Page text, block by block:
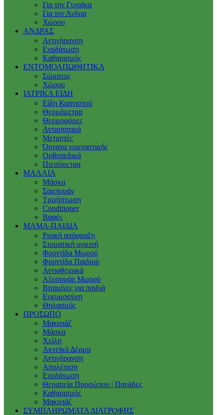
Για την Γυναίκα
Για τον Άνδρα
Χώρου
ΑΝΔΡΑΣ
Αντιγήρανση
Ενυδάτωση
Καθαρισμός
ΕΝΤΟΜΟΑΠΩΘΗΤΙΚΑ
Σώματος
Χώρου
ΙΑΤΡΙΚΑ ΕΙΔΗ
Είδη Καπνιστού
Θερμόμετρα
Θερμοφόρες
Αντισηπτικά
Μετρητές
Όργανα γυμναστικής
Ορθοπεδικά
Πιεσόμετρα
ΜΑΛΛΙΑ
Μάσκα
Σαμπουάν
Τριχόπτωση
Conditioner
Βαφές
ΜΑΜΑ-ΠΑΙΔΙΑ
Ρινική απόφραξη
Στοματική υγιεινή
Φροντίδα Μωρού
Φροντίδα Παιδιού
Αντιφθειρικά
Αξεσουάρ Μωρού
Βιταμίνες για παιδιά
Εγκυμοσύνη
Θηλασμός
ΠΡΟΣΩΠΟ
Μακιγιάζ
Μάσκα
Χείλη
Ακνεϊκό Δέρμα
Αντιγήρανση
Απολέπιση
Ενυδάτωση
Θεραπεία Προσώπου | Πανάδες
Καθαρισμός
Μακιγιάζ
ΣΥΜΠΛΗΡΩΜΑΤΑ ΔΙΑΤΡΟΦΗΣ